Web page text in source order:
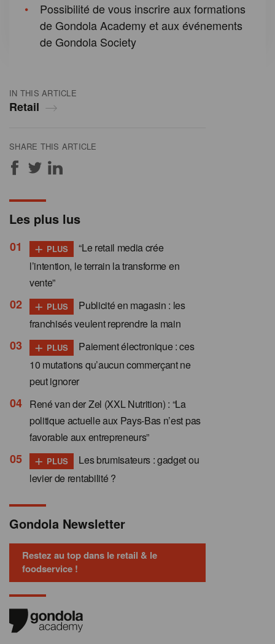
IN THIS ARTICLE
Retail
SHARE THIS ARTICLE
Possibilité de vous inscrire aux formations
de Gondola Academy et aux événements
de Gondola Society
Les plus lus
+ PLUS
“Le retail media crée
l’intention, le terrain la transforme en
vente”
+ PLUS
Publicité en magasin : les
franchisés veulent reprendre la main
+ PLUS
Paiement électronique : ces
10 mutations qu’aucun commerçant ne
peut ignorer
René van der Zel (XXL Nutrition) : “La
politique actuelle aux Pays-Bas n’est pas
favorable aux entrepreneurs”
+ PLUS
Les brumisateurs : gadget ou
levier de rentabilité ?
Gondola Newsletter
Restez au top dans le retail & le
foodservice !